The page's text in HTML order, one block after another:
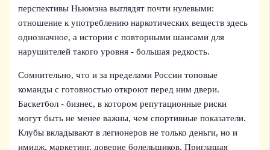
перспективы Ньюмэна выглядят почти нулевыми:
отношение к употреблению наркотических веществ здесь
однозначное, а истории с повторными шансами для
нарушителей такого уровня - большая редкость.
Сомнительно, что и за пределами России топовые
команды с готовностью откроют перед ним двери.
Баскетбол - бизнес, в котором репутационные риски
могут быть не менее важны, чем спортивные показатели.
Клубы вкладывают в легионеров не только деньги, но и
имидж, маркетинг, доверие болельщиков. Приглашая